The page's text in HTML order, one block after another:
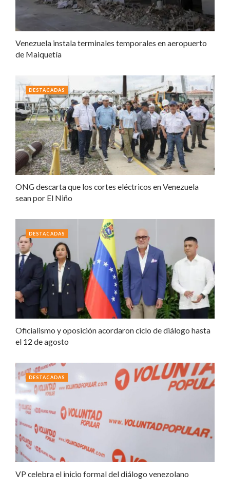
Venezuela instala terminales temporales en aeropuerto
de Maiquetía
ONG descarta que los cortes eléctricos en Venezuela
sean por El Niño
DESTACADAS
Oficialismo y oposición acordaron ciclo de diálogo hasta
el 12 de agosto
DESTACADAS
VP celebra el inicio formal del diálogo venezolano
DESTACADAS